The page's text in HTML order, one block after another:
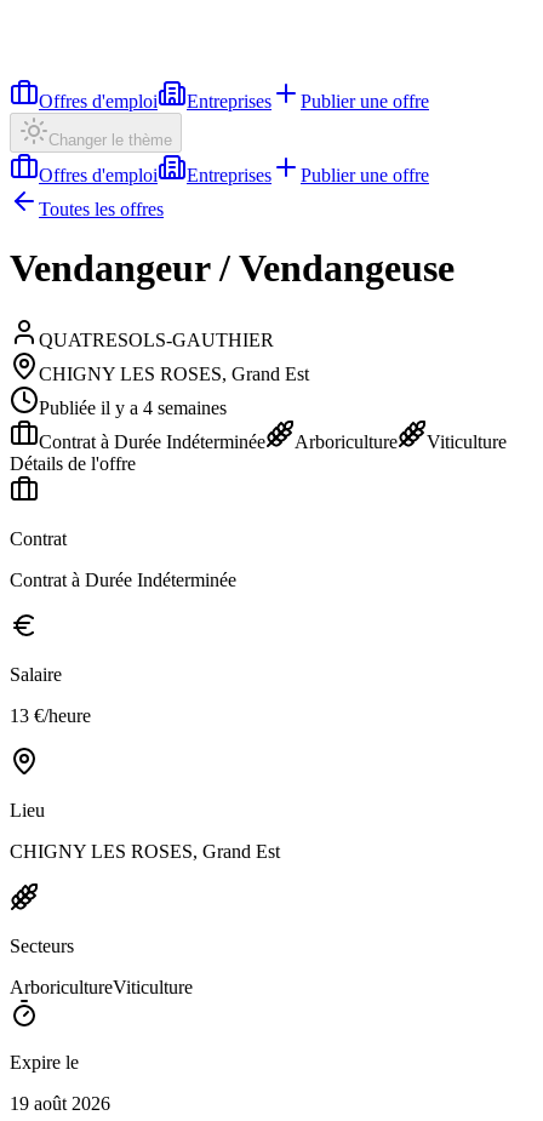
Offres d'emploi Entreprises Publier une offre
Changer le thème
Offres d'emploi Entreprises
Publier une offre
Toutes les offres
Vendangeur / Vendangeuse
QUATRESOLS-GAUTHIER
CHIGNY LES ROSES, Grand Est
Publiée il y a 4 semaines
Contrat à Durée Indéterminée
Arboriculture
Viticulture
Détails de l'offre
Contrat
Contrat à Durée Indéterminée
Salaire
13 €/heure
Lieu
CHIGNY LES ROSES, Grand Est
Secteurs
ArboricultureViticulture
Expire le
19 août 2026